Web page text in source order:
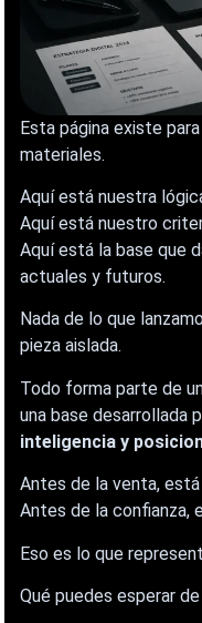
Esta página existe
materiales.
Aquí está nuestra
Aquí está nuestro
Aquí está la base que
actuales y futuros.
Nada de lo que
pieza aislada.
Todo forma parte de
una base desarrollada
inteligencia y
Antes de la venta, está
Antes de la confianza,
Eso es lo que
Qué puedes esperar